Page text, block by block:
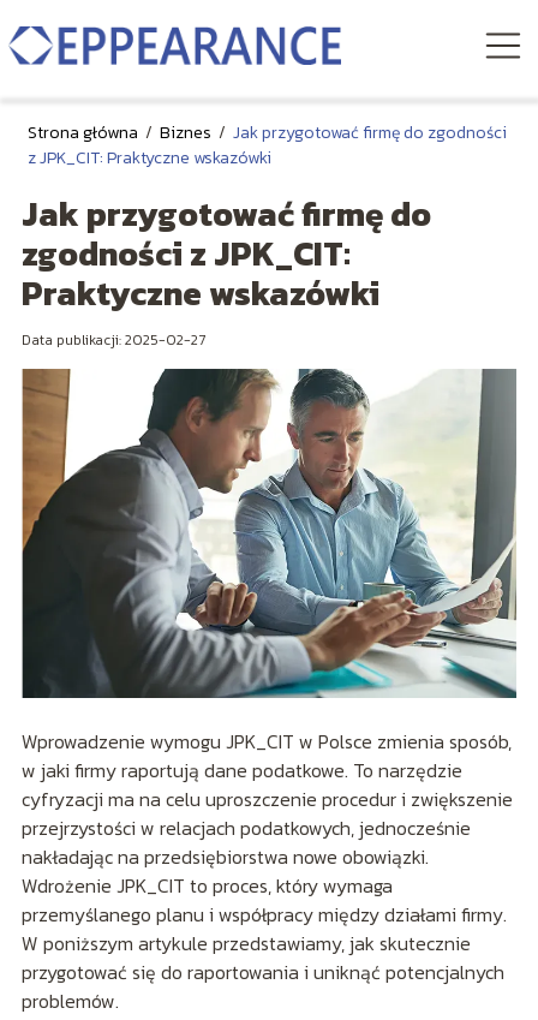
Strona główna / Biznes / Jak przygotować firmę do zgodności
z JPK_CIT: Praktyczne wskazówki
Jak przygotować firmę do
zgodności z JPK_CIT:
Praktyczne wskazówki
Data publikacji: 2025-02-27
Wprowadzenie wymogu JPK_CIT w Polsce zmienia sposób,
w jaki firmy raportują dane podatkowe. To narzędzie
cyfryzacji ma na celu uproszczenie procedur i zwiększenie
przejrzystości w relacjach podatkowych, jednocześnie
nakładając na przedsiębiorstwa nowe obowiązki.
Wdrożenie JPK_CIT to proces, który wymaga
przemyślanego planu i współpracy między działami firmy.
W poniższym artykule przedstawiamy, jak skutecznie
przygotować się do raportowania i uniknąć potencjalnych
problemów.